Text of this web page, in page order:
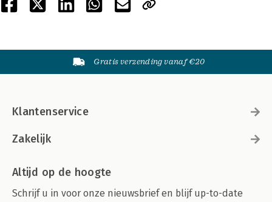
Gratis verzending vanaf €20
Klantenservice
Zakelijk
Altijd op de hoogte
Schrijf u in voor onze nieuwsbrief en blijf up-to-date